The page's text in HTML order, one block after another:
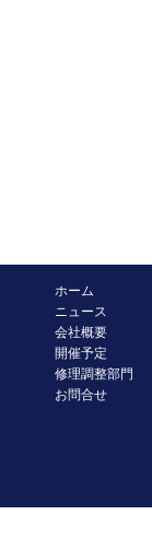
ホーム
ニュース
会社概要
開催予定
修理調整部門
お問合せ